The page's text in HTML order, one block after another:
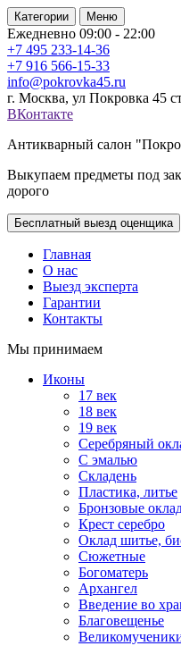
Категории Меню
Ежедневно 09:00 - 22:00
+7 495 233-14-36
+7 916 566-15-33
info@pokrovka45.ru
г. Москва, ул Покровка 45
ВКонтакте
Антикварный салон
Выкупаем предметы под
дорого
Бесплатный выезд оценщика
Главная
О нас
Выезд эксперта
Гарантии
Контакты
Мы принимаем
Иконы
17 век
18 век
19 век
Серебряный
С эмалью
Складень
Пластика, литье
Бронзовые
Крест серебро
Оклад шитье,
Сюжетные
Богоматерь
Архангел
Введение во
Благовещенье